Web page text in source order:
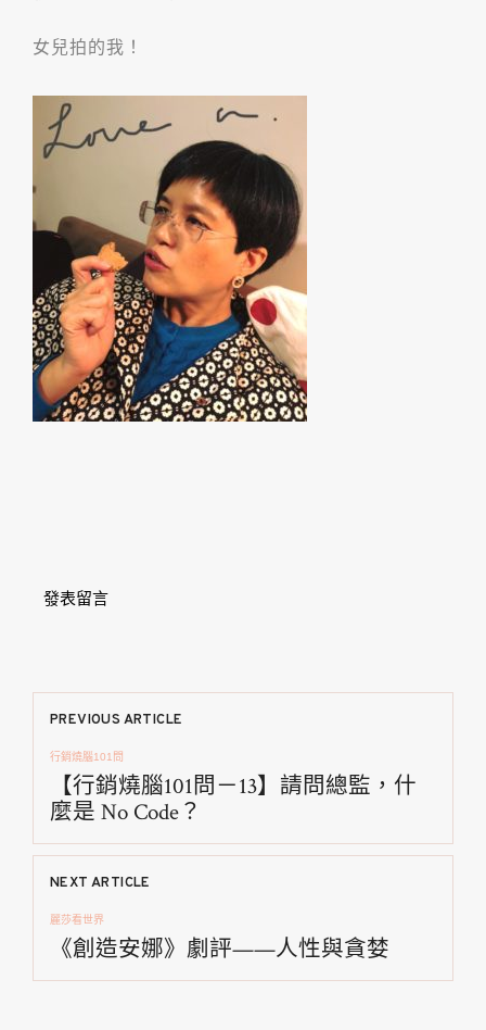
女兒拍的我！
發表留言
文
章
導
覽
PREVIOUS ARTICLE
行銷燒腦101問
【行銷燒腦101問－13】請問總監，什
麼是 No Code？
NEXT ARTICLE
麗莎看世界
《創造安娜》劇評——人性與貪婪